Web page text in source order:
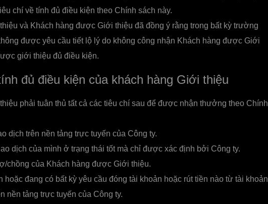
chí về tính đủ điều kiện theo Chính sách này.
và Khách hàng được Giới thiệu đã đồng ý rằng trong bất kỳ trường
được yêu cầu tiết lộ lý do không công nhận Khách hàng được Giới
giới thiệu đủ điều kiện.
đủ điều kiện của khách hàng Giới thiệu
phải tuân thủ tất cả các tiêu chí sau để được nhận thưởng theo Chính
dịch trên nền tảng trực tuyến của Công ty.
dịch của mình ở trạng thái tốt mà chỉ được xác định bởi Công ty.
chồng của Khách hàng được Giới thiệu.
hoặc đang có bất kỳ yêu cầu đóng tài khoản hoặc rút tiền nào từ tài khoản
nền tảng trực tuyến của Công ty.